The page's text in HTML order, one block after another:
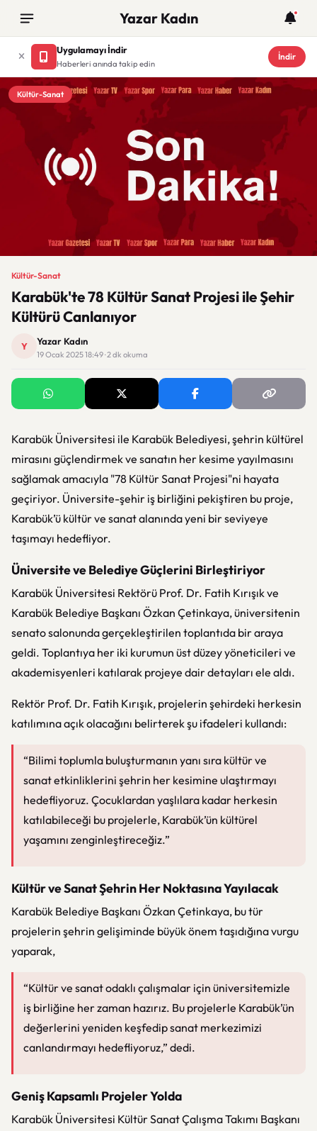
Yazar Kadın
Uygulamayı İndir
Haberleri anında takip edin
İndir
Kültür-Sanat
Kültür-Sanat
Karabük'te 78 Kültür Sanat Projesi ile Şehir
Kültürü Canlanıyor
Y Yazar Kadın
19 Ocak 2025 18:49 · 2 dk okuma
Karabük Üniversitesi ile Karabük Belediyesi, şehrin kültürel
mirasını güçlendirmek ve sanatın her kesime yayılmasını
sağlamak amacıyla "78 Kültür Sanat Projesi"ni hayata
geçiriyor. Üniversite-şehir iş birliğini pekiştiren bu proje,
Karabük’ü kültür ve sanat alanında yeni bir seviyeye
taşımayı hedefliyor.
Üniversite ve Belediye Güçlerini Birleştiriyor
Karabük Üniversitesi Rektörü Prof. Dr. Fatih Kırışık ve
Karabük Belediye Başkanı Özkan Çetinkaya, üniversitenin
senato salonunda gerçekleştirilen toplantıda bir araya
geldi. Toplantıya her iki kurumun üst düzey yöneticileri ve
akademisyenleri katılarak projeye dair detayları ele aldı.
Rektör Prof. Dr. Fatih Kırışık, projelerin şehirdeki herkesin
katılımına açık olacağını belirterek şu ifadeleri kullandı:
“Bilimi toplumla buluşturmanın yanı sıra kültür ve
sanat etkinliklerini şehrin her kesimine ulaştırmayı
hedefliyoruz. Çocuklardan yaşlılara kadar herkesin
katılabileceği bu projelerle, Karabük’ün kültürel
yaşamını zenginleştireceğiz.”
Kültür ve Sanat Şehrin Her Noktasına Yayılacak
Karabük Belediye Başkanı Özkan Çetinkaya, bu tür
projelerin şehrin gelişiminde büyük önem taşıdığına vurgu
yaparak,
“Kültür ve sanat odaklı çalışmalar için üniversitemizle
iş birliğine her zaman hazırız. Bu projelerle Karabük’ün
değerlerini yeniden keşfedip sanat merkezimizi
canlandırmayı hedefliyoruz,” dedi.
Geniş Kapsamlı Projeler Yolda
Karabük Üniversitesi Kültür Sanat Çalışma Takımı Başkanı